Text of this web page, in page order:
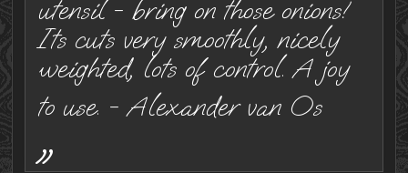
utensil - bring on those onions!
Its cuts very smoothly, nicely
weighted, lots of control. A joy
to use. - Alexander van Os
„